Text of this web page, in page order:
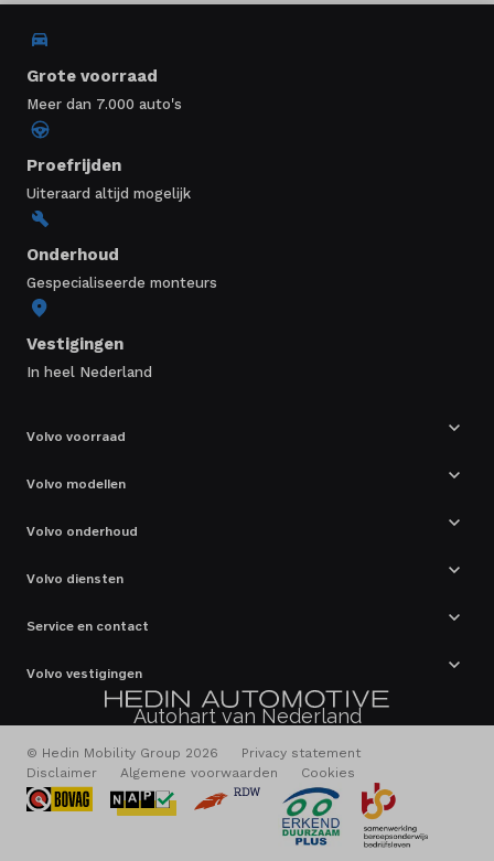
Grote voorraad
Meer dan 7.000 auto's
Proefrijden
Uiteraard altijd mogelijk
Onderhoud
Gespecialiseerde monteurs
Vestigingen
In heel Nederland
Volvo voorraad
Volvo modellen
Volvo onderhoud
Volvo diensten
Service en contact
Volvo vestigingen
Autohart van Nederland
© Hedin Mobility Group 2026
Privacy statement
Disclaimer
Algemene voorwaarden Cookies